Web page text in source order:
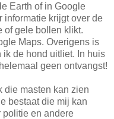
Earth of in Google
informatie krijgt over de
of gele bollen klikt.
Maps. Overigens is
de hond uitliet. In huis
geen ontvangst!
die masten kan zien
bestaat die mij kan
en andere